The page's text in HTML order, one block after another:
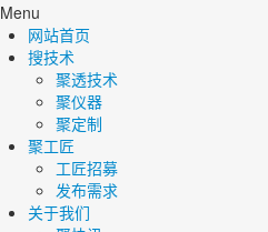
Menu
网站首页
搜技术
聚透技术
聚仪器
聚定制
聚工匠
工匠招募
发布需求
关于我们